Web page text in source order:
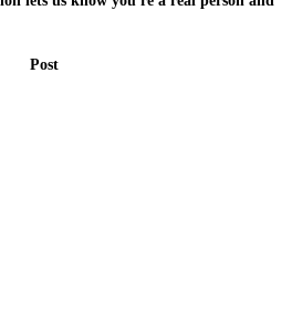
Post